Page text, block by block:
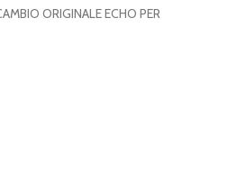
ORIGINALE ECHO PER